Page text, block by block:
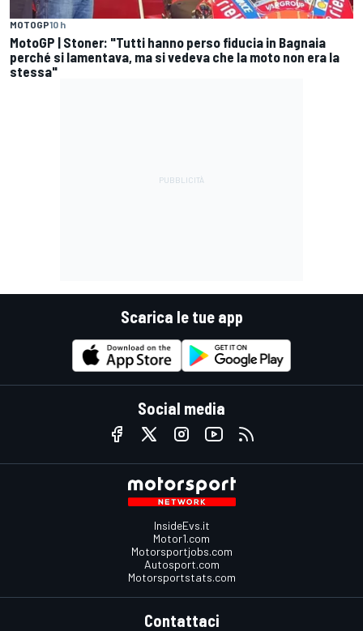
MOTOGP10 h
MotoGP | Stoner: "Tutti hanno perso fiducia in Bagnaia
perché si lamentava, ma si vedeva che la moto non era la
stessa"
Scarica le tue app
Social media
InsideEvs.it
Motor1.com
Motorsportjobs.com
Autosport.com
Motorsportstats.com
Contattaci